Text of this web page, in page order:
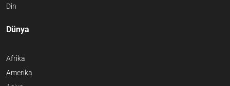
Din
Dünya
Afrika
Amerika